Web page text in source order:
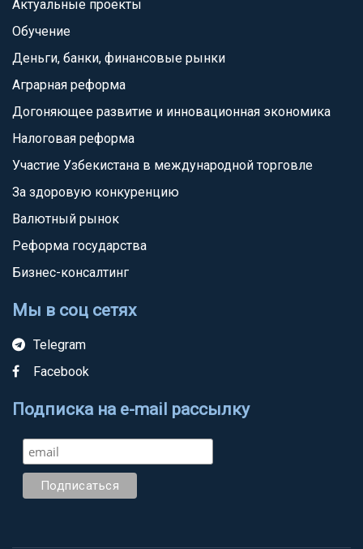
Актуальные проекты
Обучение
Деньги, банки, финансовые рынки
Аграрная реформа
Догоняющее развитие и инновационная экономика
Налоговая реформа
Участие Узбекистана в международной торговле
За здоровую конкуренцию
Валютный рынок
Реформа государства
Бизнес-консалтинг
Мы в соц сетях
Telegram
Facebook
Подписка на e-mail рассылку